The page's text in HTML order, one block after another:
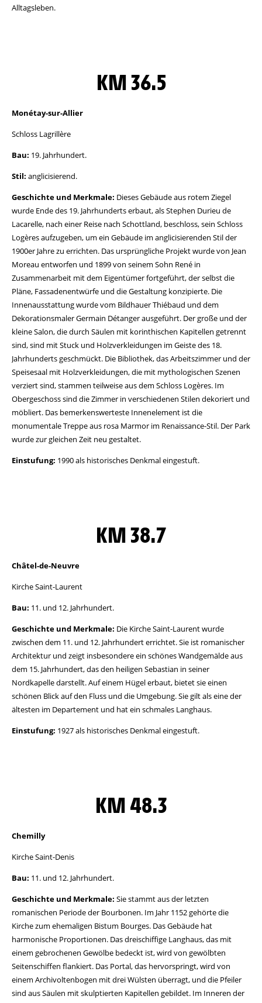
Alltagsleben.
KM 36.5
Monétay-sur-Allier
Schloss Lagrillère
Bau: 19. Jahrhundert.
Stil: anglicisierend.
Geschichte und Merkmale: Dieses Gebäude aus rotem Ziegel
wurde Ende des 19. Jahrhunderts erbaut, als Stephen Durieu de
Lacarelle, nach einer Reise nach Schottland, beschloss, sein Schloss
Logères aufzugeben, um ein Gebäude im anglicisierenden Stil der
1900er Jahre zu errichten. Das ursprüngliche Projekt wurde von Jean
Moreau entworfen und 1899 von seinem Sohn René in
Zusammenarbeit mit dem Eigentümer fortgeführt, der selbst die
Pläne, Fassadenentwürfe und die Gestaltung konzipierte. Die
Innenausstattung wurde vom Bildhauer Thiébaud und dem
Dekorationsmaler Germain Détanger ausgeführt. Der große und der
kleine Salon, die durch Säulen mit korinthischen Kapitellen getrennt
sind, sind mit Stuck und Holzverkleidungen im Geiste des 18.
Jahrhunderts geschmückt. Die Bibliothek, das Arbeitszimmer und der
Speisesaal mit Holzverkleidungen, die mit mythologischen Szenen
verziert sind, stammen teilweise aus dem Schloss Logères. Im
Obergeschoss sind die Zimmer in verschiedenen Stilen dekoriert und
möbliert. Das bemerkenswerteste Innenelement ist die
monumentale Treppe aus rosa Marmor im Renaissance-Stil. Der Park
wurde zur gleichen Zeit neu gestaltet.
Einstufung: 1990 als historisches Denkmal eingestuft.
KM 38.7
Châtel-de-Neuvre
Kirche Saint-Laurent
Bau: 11. und 12. Jahrhundert.
Geschichte und Merkmale: Die Kirche Saint-Laurent wurde
zwischen dem 11. und 12. Jahrhundert errichtet. Sie ist romanischer
Architektur und zeigt insbesondere ein schönes Wandgemälde aus
dem 15. Jahrhundert, das den heiligen Sebastian in seiner
Nordkapelle darstellt. Auf einem Hügel erbaut, bietet sie einen
schönen Blick auf den Fluss und die Umgebung. Sie gilt als eine der
ältesten im Departement und hat ein schmales Langhaus.
Einstufung: 1927 als historisches Denkmal eingestuft.
KM 48.3
Chemilly
Kirche Saint-Denis
Bau: 11. und 12. Jahrhundert.
Geschichte und Merkmale: Sie stammt aus der letzten
romanischen Periode der Bourbonen. Im Jahr 1152 gehörte die
Kirche zum ehemaligen Bistum Bourges. Das Gebäude hat
harmonische Proportionen. Das dreischiffige Langhaus, das mit
einem gebrochenen Gewölbe bedeckt ist, wird von gewölbten
Seitenschiffen flankiert. Das Portal, das hervorspringt, wird von
einem Archivoltenbogen mit drei Wülsten überragt, und die Pfeiler
sind aus Säulen mit skulptierten Kapitellen gebildet. Im Inneren der